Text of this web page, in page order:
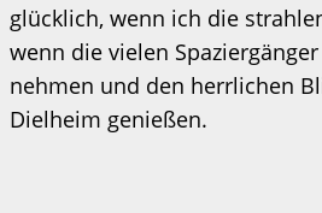
glücklich, wenn ich die
wenn die vielen
nehmen und den herrlichen
Dielheim genießen.